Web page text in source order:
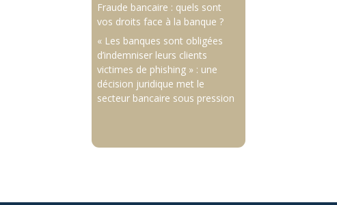
Fraude bancaire : quels sont
vos droits face à la banque ?
« Les banques sont obligées
d’indemniser leurs clients
victimes de phishing » : une
décision juridique met le
secteur bancaire sous pression